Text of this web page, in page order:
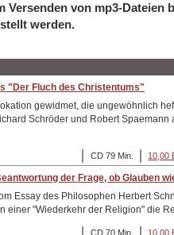
Versenden von mp3-Dateien
werden.
"Der Fluch des Christentums"
gewidmet, die ungewöhnlich
Schröder und Robert Spaemann
10,00
CD 79 Min.
der Frage, ob Glauben
Essay des Philosophen Herbert
einer "Wiederkehr der Religion" die
10,00
CD 70 Min.